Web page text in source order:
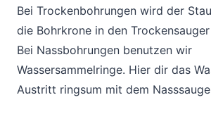
Bei Trockenbohrungen wird der
die Bohrkrone in den
Bei Nassbohrungen benutzen wir
Wassersammelringe. Hier dir das
Austritt ringsum mit dem